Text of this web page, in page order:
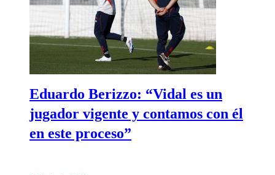
Eduardo Berizzo: “Vidal es un
jugador vigente y contamos con él
en este proceso”